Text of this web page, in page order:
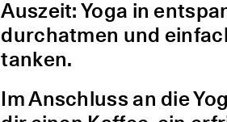
Auszeit: Yoga in
durchatmen und
tanken.
Im Anschluss an die